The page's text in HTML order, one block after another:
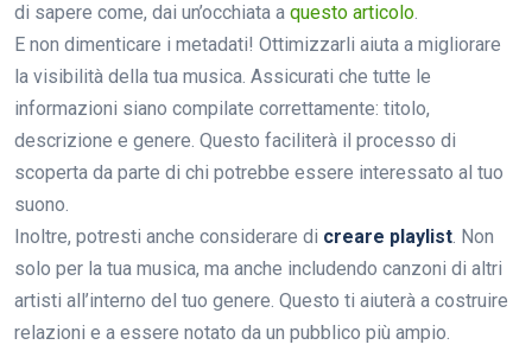
di sapere come, dai un’occhiata a questo articolo
E non dimenticare i metadati! Ottimizzarli aiuta a migliorare
la visibilità della tua musica. Assicurati che tutte le
informazioni siano compilate correttamente: titolo,
descrizione e genere. Questo faciliterà il processo di
scoperta da parte di chi potrebbe essere interessato al tuo
suono.
Inoltre, potresti anche considerare di creare playlist . Non
solo per la tua musica, ma anche includendo canzoni di altri
artisti all’interno del tuo genere. Questo ti aiuterà a costruire
relazioni e a essere notato da un pubblico più ampio.